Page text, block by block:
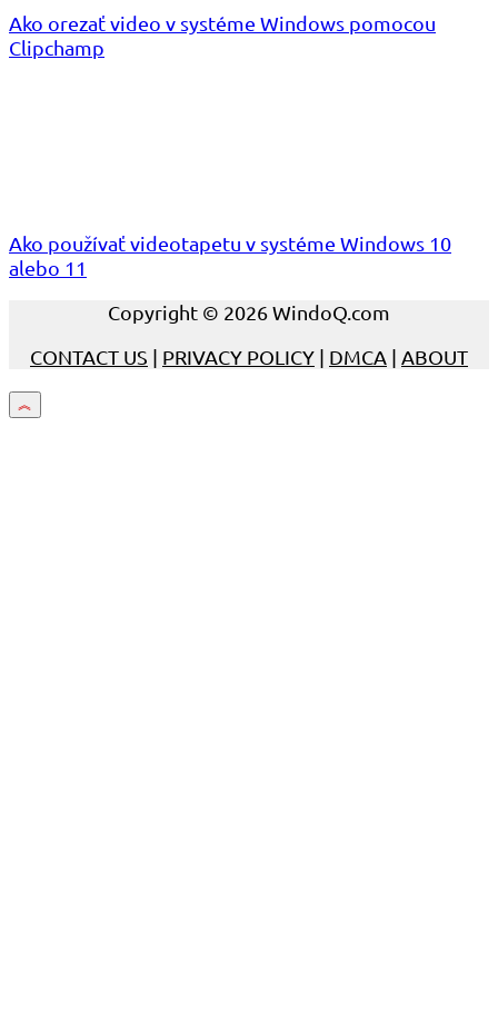
Ako orezať video v systéme Windows pomocou
Clipchamp
Ako používať videotapetu v systéme Windows 10
alebo 11
Copyright © 2026 WindoQ.com
CONTACT US | PRIVACY POLICY | DMCA | ABOUT